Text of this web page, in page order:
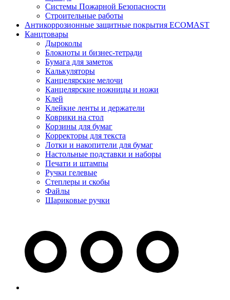
Системы Пожарной Безопасности
Строительные работы
Антикоррозионные защитные покрытия ECOMAST
Канцтовары
Дыроколы
Блокноты и бизнес-тетради
Бумага для заметок
Калькуляторы
Канцелярские мелочи
Канцелярские ножницы и ножи
Клей
Клейкие ленты и держатели
Коврики на стол
Корзины для бумаг
Корректоры для текста
Лотки и накопители для бумаг
Настольные подставки и наборы
Печати и штампы
Ручки гелевые
Степлеры и скобы
Файлы
Шариковые ручки